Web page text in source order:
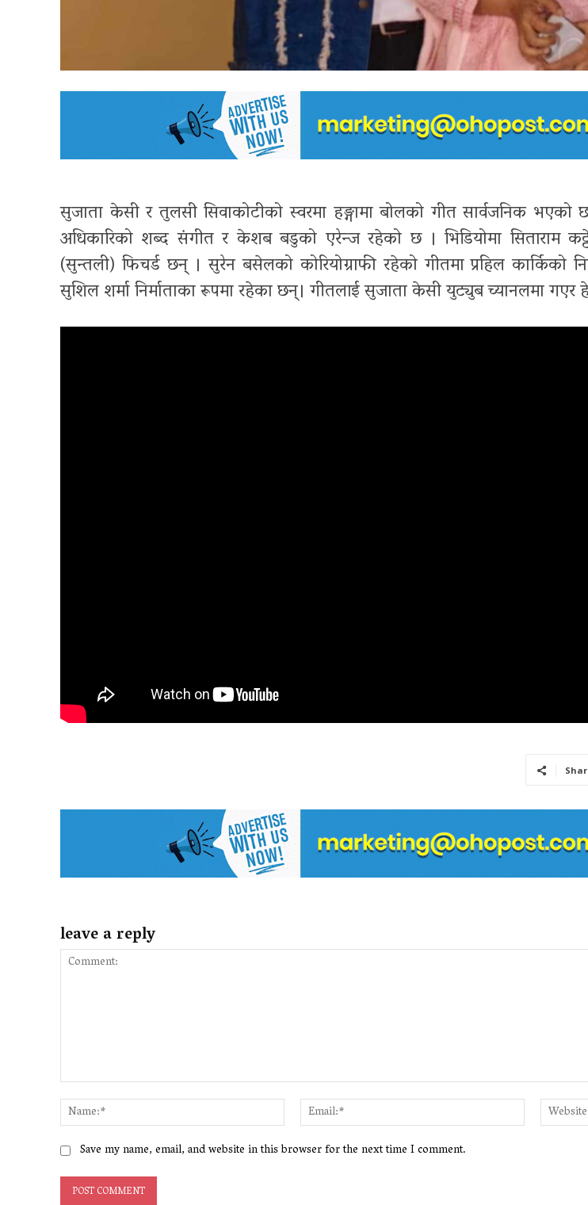
सुजाता केसी र तुलसी सिवाकोटीको स्वरमा हङ्गामा बोलको गीत सार्वजनिक भएको
अधिकारिको शब्द संगीत र केशब बडुको एरेन्ज रहेको छ । भिडियोमा सिताराम
(सुन्तली) फिचर्ड छन् । सुरेन बसेलको कोरियोग्राफी रहेको गीतमा प्रहिल कार्किको
सुशिल शर्मा निर्माताका रूपमा रहेका छन्। गीतलाई सुजाता केसी युट्युब च्यानलमा गएर
leave a reply
Name:* Email:*
Save my name, email, and website in this browser for the next time I comment.